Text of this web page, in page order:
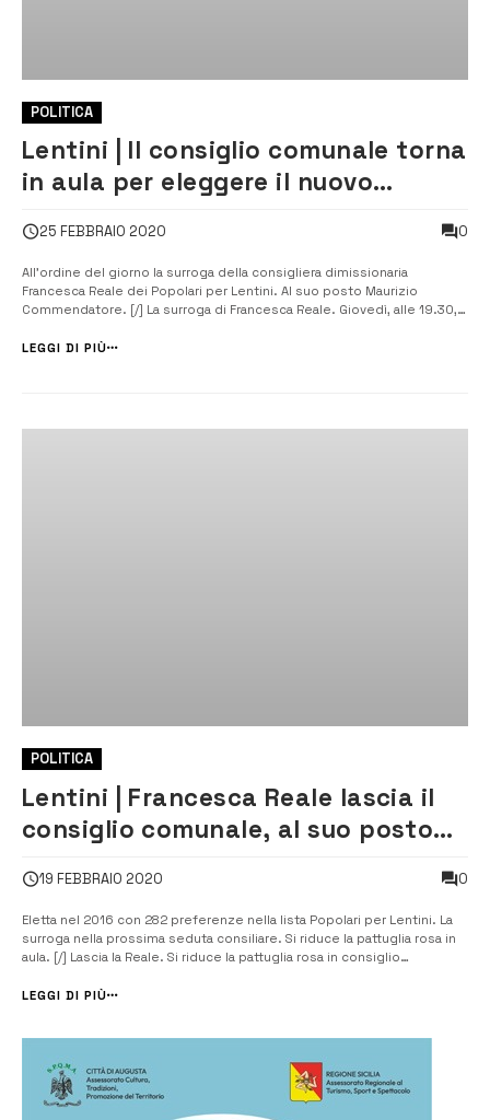
POLITICA
Lentini | Il consiglio comunale torna
in aula per eleggere il nuovo
25 FEBBRAIO 2020 0
All’ordine del giorno la surroga della consigliera dimissionaria
Francesca Reale dei Popolari per Lentini. Al suo posto Maurizio
Commendatore. [/] La surroga di Francesca Reale. Giovedì, alle 19.30,
Convocata dal presidente Giuseppe Innocenti in seduta ordinaria, la
LEGGI DI PIÙ
POLITICA
Lentini | Francesca Reale lascia il
consiglio comunale, al suo posto
19 FEBBRAIO 2020 0
Eletta nel 2016 con 282 preferenze nella lista Popolari per Lentini. La
surroga nella prossima seduta consiliare. Si riduce la pattuglia rosa in
aula. [/] Lascia la Reale. Si riduce la pattuglia rosa in consiglio
Reale (la seconda da sinistra nella foto di copertina), nel 2016 [&...
LEGGI DI PIÙ